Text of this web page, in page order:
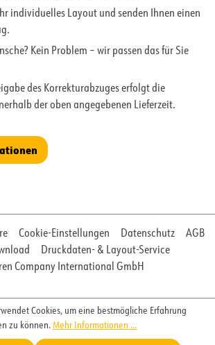
individuelles Layout und senden Ihnen einen
Kein Problem – wir passen das für Sie
des Korrekturabzuges erfolgt die
der oben angegebenen Lieferzeit.
Cookie-Einstellungen Datenschutz
AGB
Druckdaten- & Layout-Service
Company International GmbH
Cookies, um eine bestmögliche Erfahrung
zu können. Mehr Informationen ...